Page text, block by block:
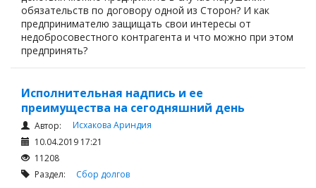
обязательств по договору одной из Сторон? И как
предпринимателю защищать свои интересы от
недобросовестного контрагента и что можно при этом
предпринять?
Исполнительная надпись и ее
преимущества на сегодняшний день
Автор:
Исхакова Ариндия
10.04.2019 17:21
11208
Раздел: Сбор долгов